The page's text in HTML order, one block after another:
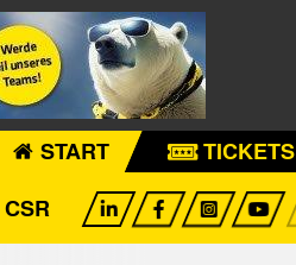
START TICKETS
CSR